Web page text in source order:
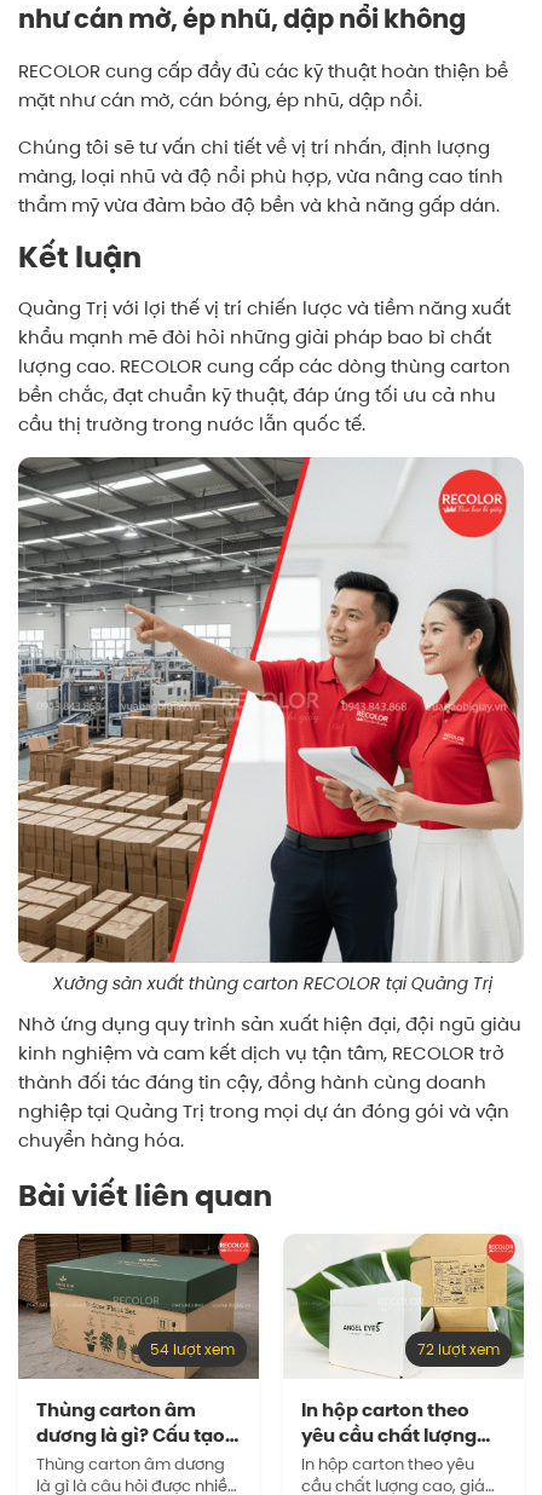
như cán mờ, ép nhũ, dập nổi không
RECOLOR cung cấp đầy đủ các kỹ thuật hoàn thiện bề
mặt như cán mờ, cán bóng, ép nhũ, dập nổi.
Chúng tôi sẽ tư vấn chi tiết về vị trí nhấn, định lượng
màng, loại nhũ và độ nổi phù hợp, vừa nâng cao tính
thẩm mỹ vừa đảm bảo độ bền và khả năng gấp dán.
Kết luận
Quảng Trị với lợi thế vị trí chiến lược và tiềm năng xuất
khẩu mạnh mẽ đòi hỏi những giải pháp bao bì chất
lượng cao. RECOLOR cung cấp các dòng thùng carton
bền chắc, đạt chuẩn kỹ thuật, đáp ứng tối ưu cả nhu
cầu thị trường trong nước lẫn quốc tế.
Xưởng sản xuất thùng carton RECOLOR tại Quảng Trị
Nhờ ứng dụng quy trình sản xuất hiện đại, đội ngũ giàu
kinh nghiệm và cam kết dịch vụ tận tâm, RECOLOR trở
thành đối tác đáng tin cậy, đồng hành cùng doanh
nghiệp tại Quảng Trị trong mọi dự án đóng gói và vận
chuyển hàng hóa.
Bài viết liên quan
54 lượt xem
Thùng carton âm
dương là gì? Cấu tạo
và công…
Thùng carton âm dương
là gì là câu hỏi được nhiều
72 lượt xem
In hộp carton theo
yêu cầu chất lượng
cao, giá…
In hộp carton theo yêu
cầu chất lượng cao, giá